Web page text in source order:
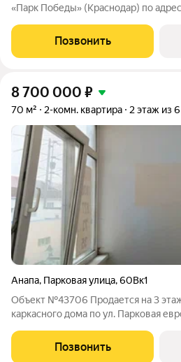
«Парк Победы» (Краснодар) по
квартиры 70.00 кв. м., этаж 5 из 9, секция 3. Тип проекта, по
которому построен
Позвонить
8 700 000 ₽
70 м² 2-комн. квартира 2 этаж из 6
Анапа, Парковая улица,60Вк1
Объект №43706 Продается на 3
каркасного дома по ул. Парковая
-гостиная 22 кв.м., комнаты 15 и 18
лоджии 4 и 5 кв
Позвонить